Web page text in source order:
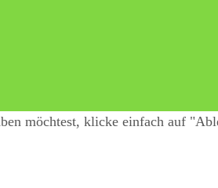
möchtest, klicke einfach auf